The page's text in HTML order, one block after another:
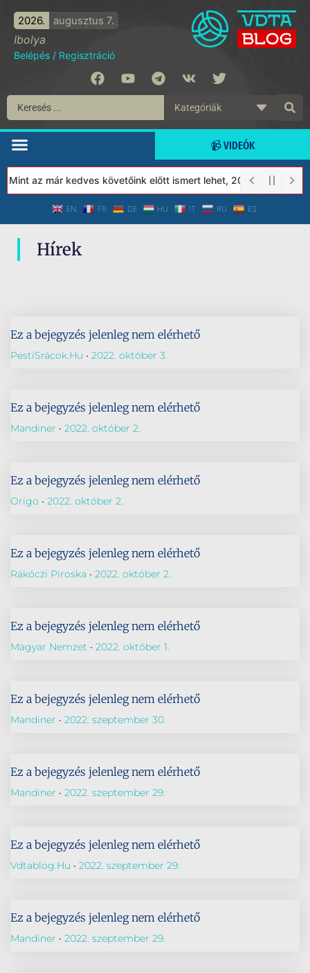
2026. augusztus 7.
Ibolya
Belépés / Regisztráció
📹 VIDEÓK
az már kedves követőink előtt ismert lehet, 2023-tól a
EN FR DE HU IT RU ES
Hírek
Ez a bejegyzés jelenleg nem elérhető
PestiSrácok.hu 2022. október 3.
Ez a bejegyzés jelenleg nem elérhető
Mandiner 2022. október 2.
Ez a bejegyzés jelenleg nem elérhető
Origo 2022. október 2.
Ez a bejegyzés jelenleg nem elérhető
Rákóczi Piroska 2022. október 2.
Ez a bejegyzés jelenleg nem elérhető
Magyar Nemzet 2022. október 1.
Ez a bejegyzés jelenleg nem elérhető
Mandiner 2022. szeptember 30.
Ez a bejegyzés jelenleg nem elérhető
Mandiner 2022. szeptember 29.
Ez a bejegyzés jelenleg nem elérhető
Vdtablog.hu 2022. szeptember 29.
Ez a bejegyzés jelenleg nem elérhető
Mandiner 2022. szeptember 29.